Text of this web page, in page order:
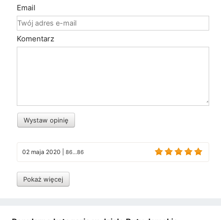
Email
Komentarz
Wystaw opinię
02 maja 2020 86...86
Pokaż więcej